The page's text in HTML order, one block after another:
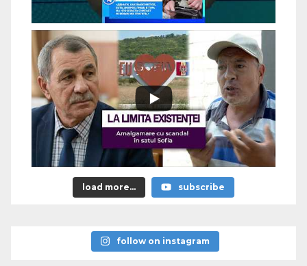
load more... subscribe
follow on instagram